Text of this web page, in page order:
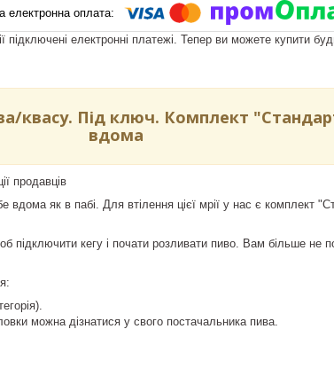
підключені електронні платежі. Тепер ви можете купити
квасу. Під ключ. Комплект
вдома
продавців
як в пабі. Для втілення цієї мрії у нас є комплект
підключити кегу і почати розливати пиво. Вам більше не
можна дізнатися у свого постачальника пива.